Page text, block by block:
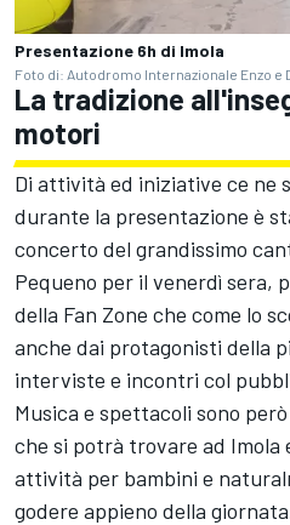
Presentazione 6h di Imola
Foto di: Autodromo Internazionale Enzo e
La tradizione
motori
Di attività ed iniziative ce ne
durante la presentazione è
concerto del grandissimo
Pequeno per il venerdì sera,
della Fan Zone che come lo
anche dai protagonisti della
interviste e incontri col
Musica e spettacoli sono
che si potrà trovare ad
attività per bambini e
godere appieno della